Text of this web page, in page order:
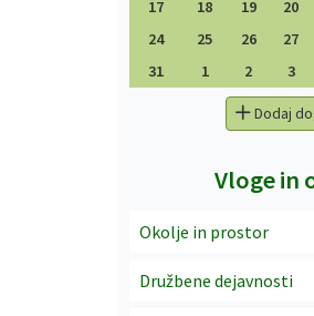
17 18 19 20
24
25 26 27
31
1 2 3
Dodaj
Vloge in
Okolje in prostor
Družbene dejavnosti